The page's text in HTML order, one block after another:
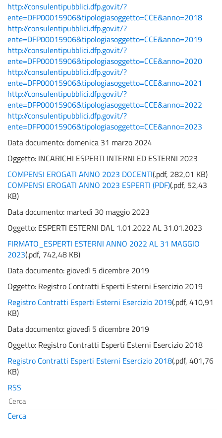
http://consulentipubblici.dfp.gov.it/?
ente=DFP00015906&tipologiasoggetto=CCE&anno=2018
http://consulentipubblici.dfp.gov.it/?
ente=DFP00015906&tipologiasoggetto=CCE&anno=2019
http://consulentipubblici.dfp.gov.it/?
ente=DFP00015906&tipologiasoggetto=CCE&anno=2020
http://consulentipubblici.dfp.gov.it/?
ente=DFP00015906&tipologiasoggetto=CCE&anno=2021
http://consulentipubblici.dfp.gov.it/?
ente=DFP00015906&tipologiasoggetto=CCE&anno=2022
http://consulentipubblici.dfp.gov.it/?
ente=DFP00015906&tipologiasoggetto=CCE&anno=2023
Data documento: domenica 31 marzo 2024
Oggetto: INCARICHI ESPERTI INTERNI ED ESTERNI 2023
COMPENSI EROGATI ANNO 2023 DOCENTI(.pdf, 282,01 KB)
COMPENSI EROGATI ANNO 2023 ESPERTI (PDF)(.pdf, 52,43
KB)
Data documento: martedì 30 maggio 2023
Oggetto: ESPERTI ESTERNI DAL 1.01.2022 AL 31.01.2023
FIRMATO_ESPERTI ESTERNI ANNO 2022 AL 31 MAGGIO
2023(.pdf, 742,48 KB)
Data documento: giovedì 5 dicembre 2019
Oggetto: Registro Contratti Esperti Esterni Esercizio 2019
Registro Contratti Esperti Esterni Esercizio 2019(.pdf, 410,91
KB)
Data documento: giovedì 5 dicembre 2019
Oggetto: Registro Contratti Esperti Esterni Esercizio 2018
Registro Contratti Esperti Esterni Esercizio 2018(.pdf, 401,76
KB)
RSS
Cerca